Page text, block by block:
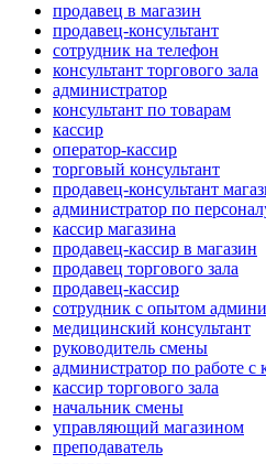
продавец в магазин
продавец-консультант
сотрудник на телефон
консультант торгового зала
администратор
консультант по товарам
кассир
оператор-кассир
торговый консультант
продавец-консультант
администратор по
кассир магазина
продавец-кассир в магазин
продавец торгового зала
продавец-кассир
сотрудник с опытом
медицинский консультант
руководитель смены
администратор по работе с
кассир торгового зала
начальник смены
управляющий магазином
преподаватель